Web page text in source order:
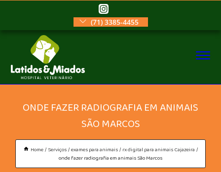
(71) 3385-4455
ONDE FAZER RADIOGRAFIA EM ANIMAIS
SÃO MARCOS
Home Serviços exames para animais rx digital para animais Cajazeira
onde fazer radiografia em animais São Marcos